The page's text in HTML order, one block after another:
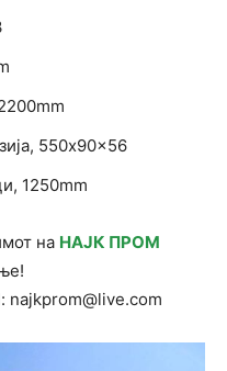
550x90x56
1250mm
на НАЈК ПРОМ
najkprom@live.com